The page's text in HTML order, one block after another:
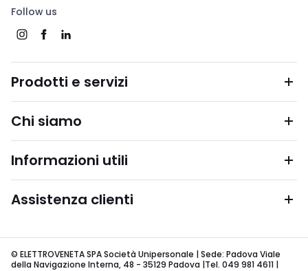
Follow us
Prodotti e servizi
Chi siamo
Informazioni utili
Assistenza clienti
© ELETTROVENETA SPA Società Unipersonale | Sede: Padova Viale
della Navigazione Interna, 48 - 35129 Padova |Tel. 049 981 4611 |